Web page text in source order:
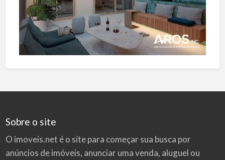
Sobre o site
O imoveis.net é o site para começar sua busca por
anúncios de imóveis, anunciar uma venda, aluguel ou